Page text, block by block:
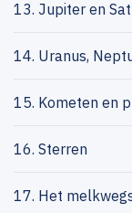
13. Jupiter en
14. Uranus,
15. Kometen en
16. Sterren
17. Het